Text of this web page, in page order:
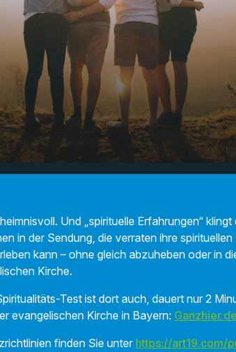
Und „spirituelle Erfahrungen“
in der Sendung, die verraten ihre
kann – ohne gleich abzuheben oder in
Kirche.
Test ist dort auch, dauert nur 2
evangelischen Kirche in Bayern: Ganzhier.de
finden Sie unter https://art19.com/